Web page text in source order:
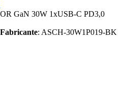
GaN 30W 1xUSB-C PD3,0
: ASCH-30W1P019-BK